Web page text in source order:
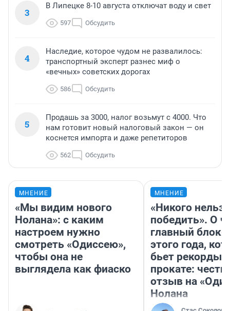
3
В Липецке 8-10 августа отключат воду и свет
597 Обсудить
4
Наследие, которое чудом не развалилось:
транспортный эксперт разнес миф о
«вечных» советских дорогах
586 Обсудить
5
Продашь за 3000, налог возьмут с 4000. Что
нам готовит новый налоговый закон — он
коснется импорта и даже репетиторов
562 Обсудить
МНЕНИЕ
«Мы видим нового
Нолана»: с каким
настроем нужно
смотреть «Одиссею»,
чтобы она не
выглядела как фиаско
МНЕНИЕ
«Никого нельзя
победить». О
главный
этого года,
бьет рекорды в
прокате:
отзыв на
Нолана